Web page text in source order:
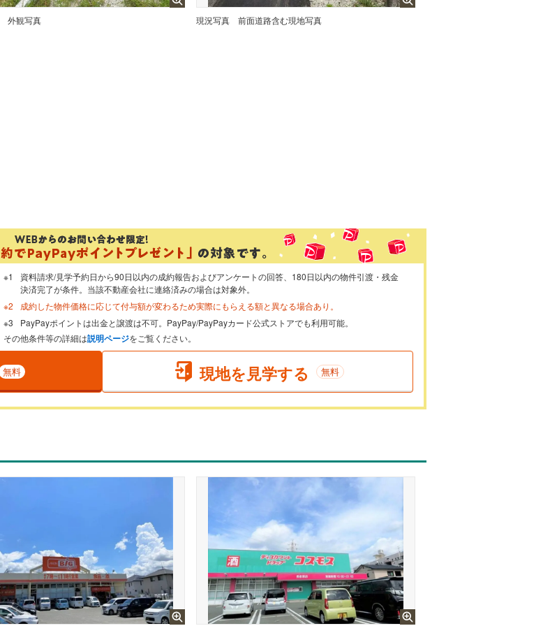
外観写真 現況写真 前面道路含む現地写真
資料請求/見学予約日から90日以内の成約報告およびアンケートの回答、180日以内の物件引渡・残金
決済完了が条件。当該不動産会社に連絡済みの場合は対象外。
成約した物件価格に応じて付与額が変わるため実際にもらえる額と異なる場合あり。
PayPayポイントは出金と譲渡は不可。PayPay/PayPayカード公式ストアでも利用可能。
その他条件等の詳細は説明ページをご覧ください。
無料 現地を見学する 無料